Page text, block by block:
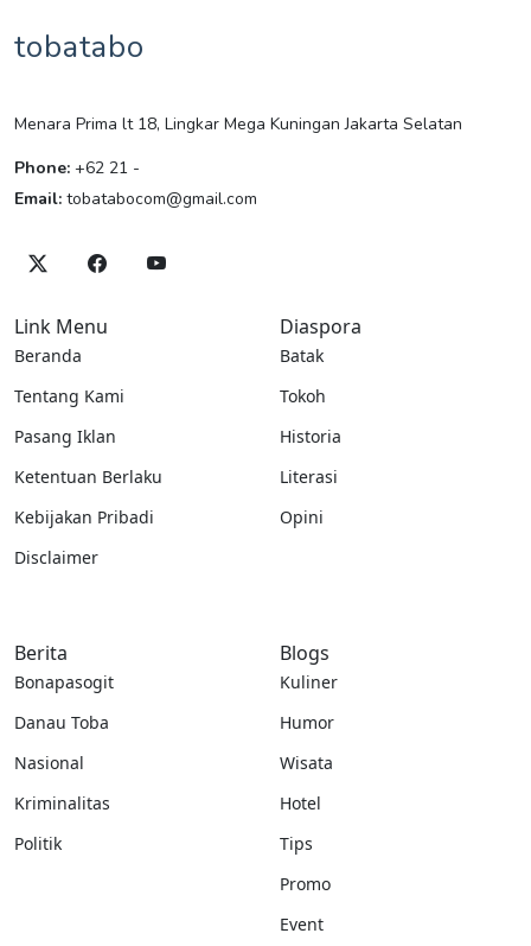
tobatabo
Menara Prima lt 18, Lingkar Mega Kuningan Jakarta Selatan
Phone: +62 21 -
Email: tobatabocom@gmail.com
Link Menu
Beranda
Tentang Kami
Pasang Iklan
Ketentuan Berlaku
Kebijakan Pribadi
Disclaimer
Diaspora
Batak
Tokoh
Historia
Literasi
Opini
Berita
Bonapasogit
Danau Toba
Nasional
Kriminalitas
Politik
Blogs
Kuliner
Humor
Wisata
Hotel
Tips
Promo
Event